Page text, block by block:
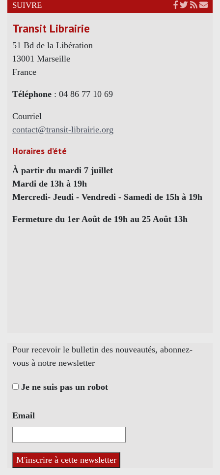
SUIVRE
Transit Librairie
51 Bd de la Libération
13001 Marseille
France
Téléphone : 04 86 77 10 69
Courriel
contact@transit-librairie.org
Horaires d’été
À partir du mardi 7 juillet
Mardi de 13h à 19h
Mercredi- Jeudi - Vendredi - Samedi de 15h à 19h
Fermeture du 1er Août de 19h au 25 Août 13h
Pour recevoir le bulletin des nouveautés, abonnez-
vous à notre newsletter
Je ne suis pas un robot
Email